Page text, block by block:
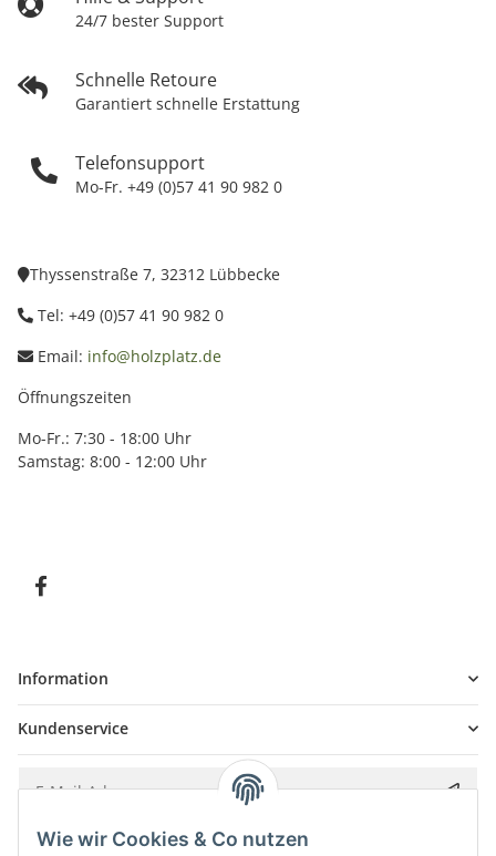
24/7 bester Support
Schnelle Retoure
Garantiert schnelle Erstattung
Telefonsupport
Mo-Fr. +49 (0)57 41 90 982 0
Thyssenstraße 7, 32312 Lübbecke
Tel: +49 (0)57 41 90 982 0
Email: info@holzplatz.de
Öffnungszeiten
Mo-Fr.: 7:30 - 18:00 Uhr
Samstag: 8:00 - 12:00 Uhr
Information
Kundenservice
Bitte senden Sie mir entsprechend IhrerDatenschutzerklärung
Wie wir Cookies & Co nutzen